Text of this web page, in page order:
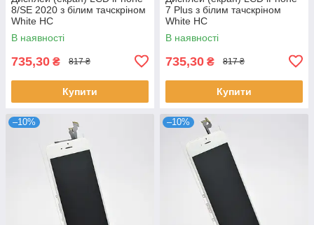
8/SE 2020 з білим тачскріном
White HC
В наявності
735,30 ₴ 817 ₴
Купити
7 Plus з білим тачскріном
White HC
В наявності
735,30 ₴ 817 ₴
Купити
–10% –10%